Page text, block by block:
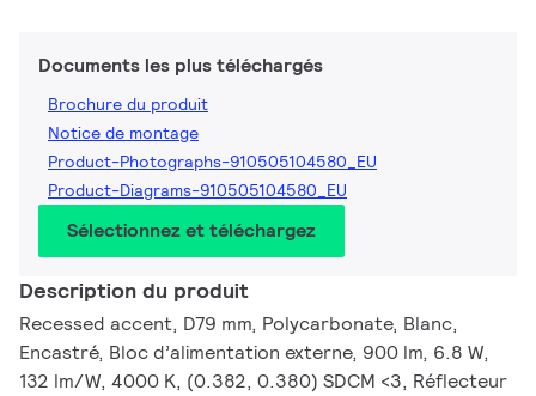
Documents les plus téléchargés
Brochure du produit
Notice de montage
Product-Photographs-910505104580_EU
Product-Diagrams-910505104580_EU
Sélectionnez et téléchargez
Description du produit
Recessed accent, D79 mm, Polycarbonate, Blanc,
Encastré, Bloc d’alimentation externe, 900 lm, 6.8 W,
132 lm/W, 4000 K, (0.382, 0.380) SDCM <3, Réflecteur